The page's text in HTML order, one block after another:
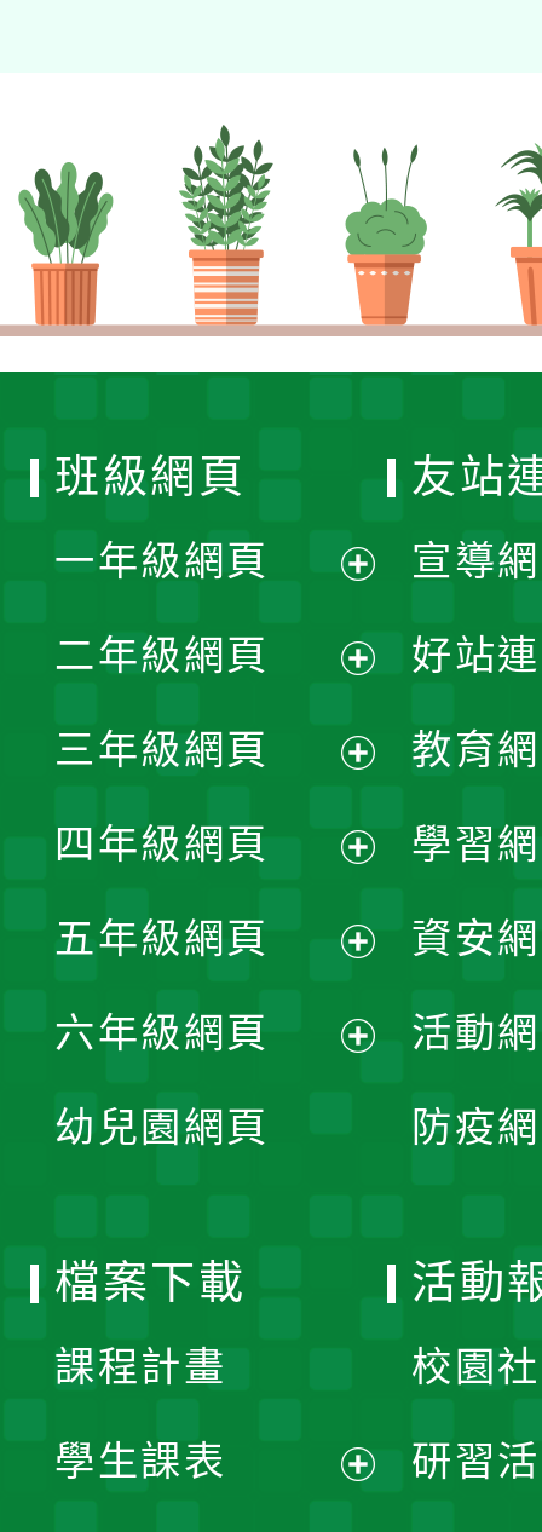
班級網頁
一年級網頁
開
選
單
二年級網頁
開
選
單
三年級網頁
開
選
單
四年級網頁
開
選
五年級網頁
開
六年級網頁
幼兒園網頁
友站
宣導
好站
教育
學習
資安
活動
防疫
檔案下載
課程計畫
學生課表
活動
校園
研習